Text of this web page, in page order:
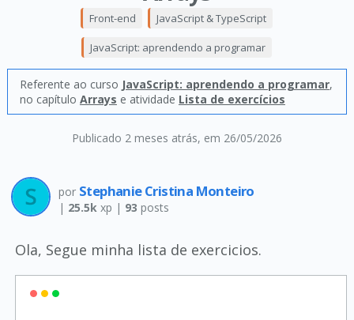
Publicado 2 meses atrás, em 26/05/2026
Front-end JavaScript & TypeScript
JavaScript: aprendendo a programar
Referente ao curso JavaScript: aprendendo a programar,
no capítulo Arrays e atividade Lista de exercícios
por Stephanie Cristina Monteiro
| 25.5kxp | 93 posts
Ola, Segue minha lista de exercicios.